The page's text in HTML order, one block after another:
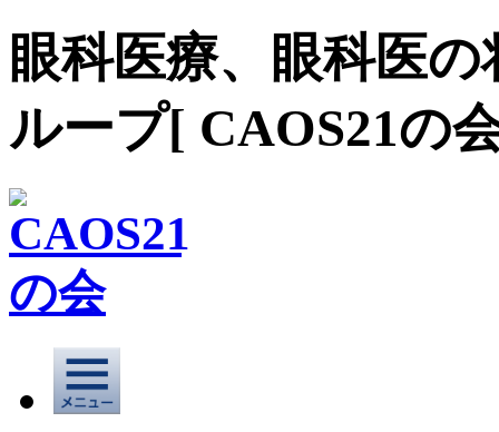
眼科医療、眼科医
ループ[ CAOS21の